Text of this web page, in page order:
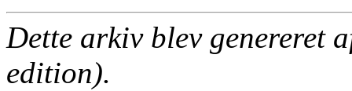
Dette arkiv blev genereret
edition).